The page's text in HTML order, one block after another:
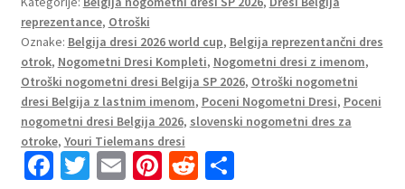
Youri
Tielemans
#8
Gostujoči
količina
reprezentance, Otroški
Oznake: Belgija dresi 2026 world cup, Belgija reprezentančni dres
otrok, Nogometni Dresi Kompleti, Nogometni dresi z imenom,
Otroški nogometni dresi Belgija SP 2026, Otroški nogometni
dresi Belgija z lastnim imenom, Poceni Nogometni Dresi, Poceni
nogometni dresi Belgija 2026, slovenski nogometni dres za
otroke, Youri Tielemans dresi
Fa T E Pi R S